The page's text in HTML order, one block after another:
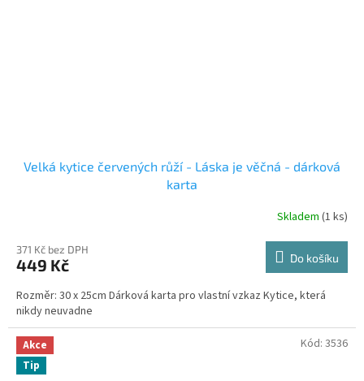
Velká kytice červených růží - Láska je věčná - dárková
karta
Skladem (1 ks)
371 Kč bez DPH
449 Kč Do košíku
Rozměr: 30 x 25cm Dárková karta pro vlastní vzkaz Kytice, která
nikdy neuvadne
Akce
Tip
Kód: 3536